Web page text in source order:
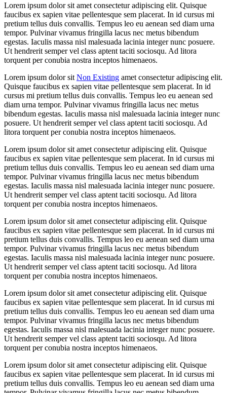
Lorem ipsum dolor sit amet consectetur adipiscing elit. Quisque
faucibus ex sapien vitae pellentesque sem placerat. In id cursus mi
pretium tellus duis convallis. Tempus leo eu aenean sed diam urna
tempor. Pulvinar vivamus fringilla lacus nec metus bibendum
egestas. Iaculis massa nisl malesuada lacinia integer nunc posuere.
Ut hendrerit semper vel class aptent taciti sociosqu. Ad litora
torquent per conubia nostra inceptos himenaeos.
Lorem ipsum dolor sit Non Existing amet consectetur adipiscing elit.
Quisque faucibus ex sapien vitae pellentesque sem placerat. In id
cursus mi pretium tellus duis convallis. Tempus leo eu aenean sed
diam urna tempor. Pulvinar vivamus fringilla lacus nec metus
bibendum egestas. Iaculis massa nisl malesuada lacinia integer nunc
posuere. Ut hendrerit semper vel class aptent taciti sociosqu. Ad
litora torquent per conubia nostra inceptos himenaeos.
Lorem ipsum dolor sit amet consectetur adipiscing elit. Quisque
faucibus ex sapien vitae pellentesque sem placerat. In id cursus mi
pretium tellus duis convallis. Tempus leo eu aenean sed diam urna
tempor. Pulvinar vivamus fringilla lacus nec metus bibendum
egestas. Iaculis massa nisl malesuada lacinia integer nunc posuere.
Ut hendrerit semper vel class aptent taciti sociosqu. Ad litora
torquent per conubia nostra inceptos himenaeos.
Lorem ipsum dolor sit amet consectetur adipiscing elit. Quisque
faucibus ex sapien vitae pellentesque sem placerat. In id cursus mi
pretium tellus duis convallis. Tempus leo eu aenean sed diam urna
tempor. Pulvinar vivamus fringilla lacus nec metus bibendum
egestas. Iaculis massa nisl malesuada lacinia integer nunc posuere.
Ut hendrerit semper vel class aptent taciti sociosqu. Ad litora
torquent per conubia nostra inceptos himenaeos.
Lorem ipsum dolor sit amet consectetur adipiscing elit. Quisque
faucibus ex sapien vitae pellentesque sem placerat. In id cursus mi
pretium tellus duis convallis. Tempus leo eu aenean sed diam urna
tempor. Pulvinar vivamus fringilla lacus nec metus bibendum
egestas. Iaculis massa nisl malesuada lacinia integer nunc posuere.
Ut hendrerit semper vel class aptent taciti sociosqu. Ad litora
torquent per conubia nostra inceptos himenaeos.
Lorem ipsum dolor sit amet consectetur adipiscing elit. Quisque
faucibus ex sapien vitae pellentesque sem placerat. In id cursus mi
pretium tellus duis convallis. Tempus leo eu aenean sed diam urna